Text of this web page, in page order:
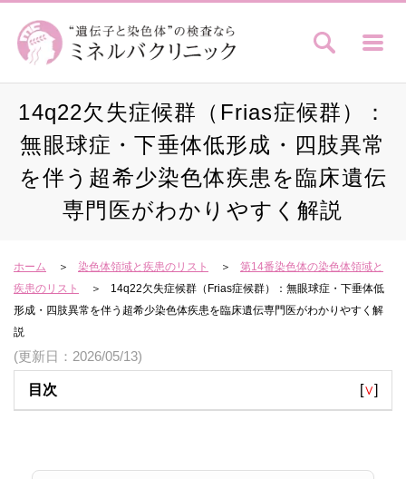
14q22欠失症候群（Frias症候群）：
無眼球症・下垂体低形成・四肢異常
を伴う超希少染色体疾患を臨床遺伝
専門医がわかりやすく解説
ホーム 染色体領域と疾患のリスト
第14番染色体の染色体領域と
疾患のリスト
14q22欠失症候群（Frias症候群）：無眼球症・下垂体低
形成・四肢異常を伴う超希少染色体疾患を臨床遺伝専門医がわかりやすく解
説
(更新日：2026/05/13)
目次 [∨]